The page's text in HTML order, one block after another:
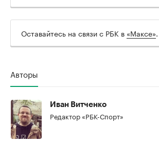
Оставайтесь на связи с РБК в «Максе».
Авторы
Иван Витченко
Редактор «РБК-Спорт»